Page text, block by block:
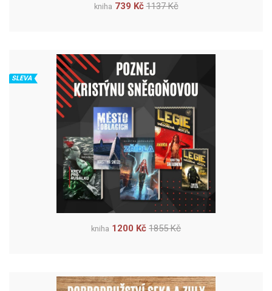
kniha 739 Kč 1137 Kč
SLEVA
kniha 1200 Kč 1855 Kč